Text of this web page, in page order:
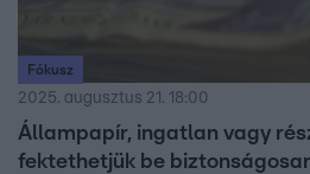
Fókusz
2025. augusztus 21. 18:00
Állampapír, ingatlan vagy
fektethetjük be